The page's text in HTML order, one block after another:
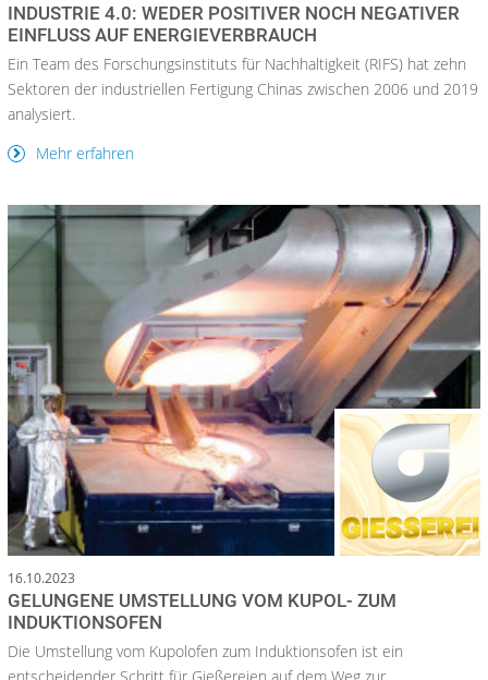
INDUSTRIE 4.0: WEDER POSITIVER NOCH NEGATIVER
EINFLUSS AUF ENERGIEVERBRAUCH
Ein Team des Forschungsinstituts für Nachhaltigkeit (RIFS) hat zehn
Sektoren der industriellen Fertigung Chinas zwischen 2006 und 2019
analysiert.
Mehr erfahren
16.10.2023
GELUNGENE UMSTELLUNG VOM KUPOL- ZUM
INDUKTIONSOFEN
Die Umstellung vom Kupolofen zum Induktionsofen ist ein
entscheidender Schritt für Gießereien auf dem Weg zur